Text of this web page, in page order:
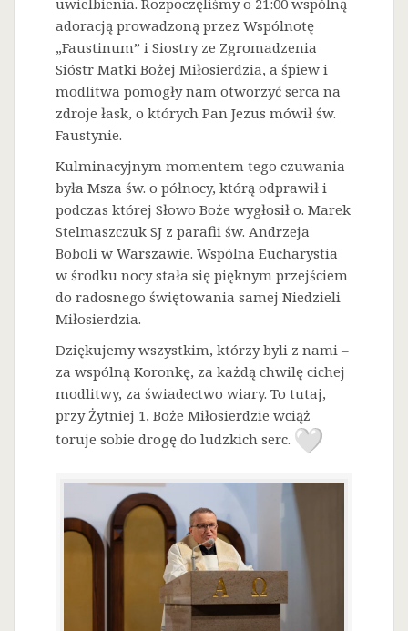
uwielbienia. Rozpoczęliśmy o 21:00 wspólną
adoracją prowadzoną przez Wspólnotę
„Faustinum” i Siostry ze Zgromadzenia
Sióstr Matki Bożej Miłosierdzia, a śpiew i
modlitwa pomogły nam otworzyć serca na
zdroje łask, o których Pan Jezus mówił św.
Faustynie.
Kulminacyjnym momentem tego czuwania
była Msza św. o północy, którą odprawił i
podczas której Słowo Boże wygłosił o. Marek
Stelmaszczuk SJ z parafii św. Andrzeja
Boboli w Warszawie. Wspólna Eucharystia
w środku nocy stała się pięknym przejściem
do radosnego świętowania samej Niedzieli
Miłosierdzia.
Dziękujemy wszystkim, którzy byli z nami –
za wspólną Koronkę, za każdą chwilę cichej
modlitwy, za świadectwo wiary. To tutaj,
przy Żytniej 1, Boże Miłosierdzie wciąż
toruje sobie drogę do ludzkich serc.